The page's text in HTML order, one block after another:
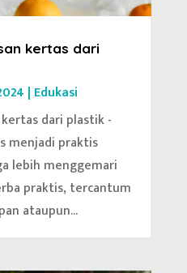
kertas dari
| Edukasi
dari plastik -
menjadi praktis
lebih menggemari
praktis, tercantum
ataupun...